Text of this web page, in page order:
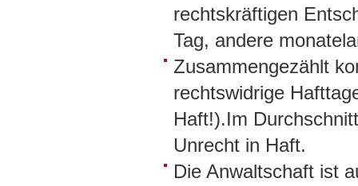
rechtskräftigen
Tag, andere
Zusammengezählt
rechtswidrige
Haft!).Im
Unrecht in Haft.
Die Anwaltschaft ist